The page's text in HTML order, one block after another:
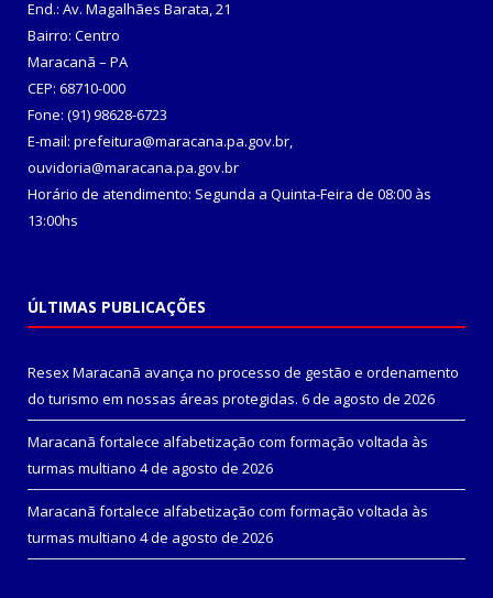
End.: Av. Magalhães Barata, 21
Bairro: Centro
Maracanã – PA
CEP: 68710-000
Fone: (91) 98628-6723
E-mail: prefeitura@maracana.pa.gov.br,
ouvidoria@maracana.pa.gov.br
Horário de atendimento: Segunda a Quinta-Feira de 08:00 às
13:00hs
ÚLTIMAS PUBLICAÇÕES
Resex Maracanã avança no processo de gestão e ordenamento
do turismo em nossas áreas protegidas. 6 de agosto de 2026
Maracanã fortalece alfabetização com formação voltada às
turmas multiano 4 de agosto de 2026
Maracanã fortalece alfabetização com formação voltada às
turmas multiano 4 de agosto de 2026